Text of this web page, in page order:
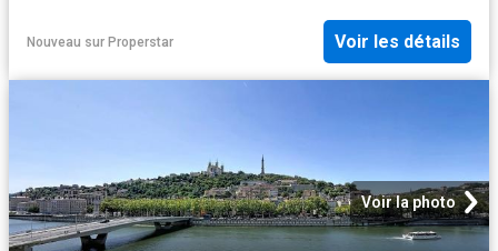
Nouveau sur Properstar Voir les détails
Voir la photo